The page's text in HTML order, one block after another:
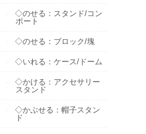
◇のせる：スタンド/コン
ポート
◇のせる：ブロック/塊
◇いれる：ケース/ドーム
◇かける：アクセサリー
スタンド
◇かぶせる：帽子スタン
ド